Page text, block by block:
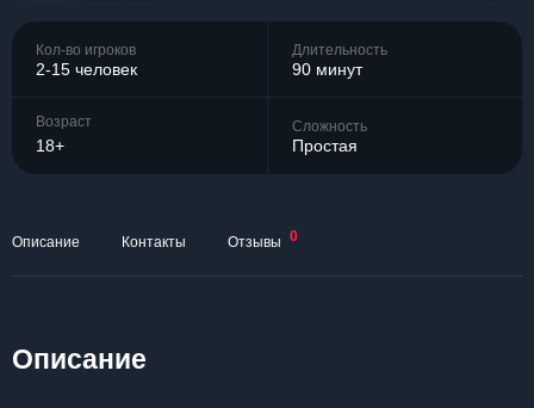
Кол-во игроков
2-15 человек
Длительность
90 минут
Возраст
18+
Сложность
Простая
Описание Контакты Отзывы 0
Описание